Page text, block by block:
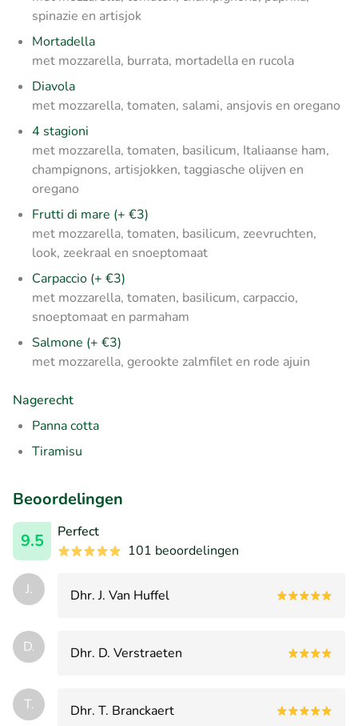
spinazie en artisjok
Mortadella
met mozzarella, burrata, mortadella en rucola
Diavola
met mozzarella, tomaten, salami, ansjovis en oregano
4 stagioni
met mozzarella, tomaten, basilicum, Italiaanse ham,
champignons, artisjokken, taggiasche olijven en
oregano
Frutti di mare (+ €3)
met mozzarella, tomaten, basilicum, zeevruchten,
look, zeekraal en snoeptomaat
Carpaccio (+ €3)
met mozzarella, tomaten, basilicum, carpaccio,
snoeptomaat en parmaham
Salmone (+ €3)
met mozzarella, gerookte zalmfilet en rode ajuin
Nagerecht
Panna cotta
Tiramisu
Beoordelingen
9.5
Perfect
101 beoordelingen
J. Dhr. J. Van Huffel
D. Dhr. D. Verstraeten
T.
Dhr. T. Branckaert